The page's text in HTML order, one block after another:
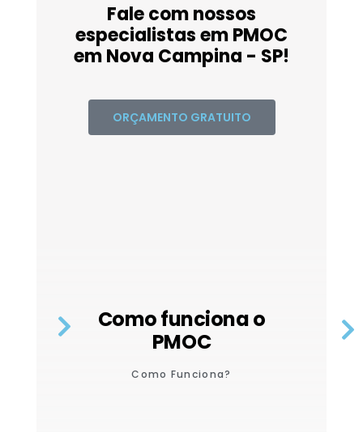
Fale com nossos
especialistas em PMOC
em Nova Campina - SP!
ORÇAMENTO GRATUITO
Como funciona o
PMOC
Como Funciona?